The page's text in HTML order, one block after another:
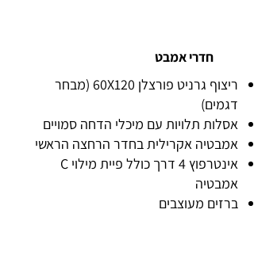
חדרי אמבט
ריצוף גרניט פורצלן 60X120 (מבחר
דגמים)
אסלות תלויות עם מיכלי הדחה סמויים
אמבטיה אקרילית בחדר הרחצה הראשי
אינטרפוץ 4 דרך כולל פיית מילוי C
אמבטיה
ברזים מעוצבים